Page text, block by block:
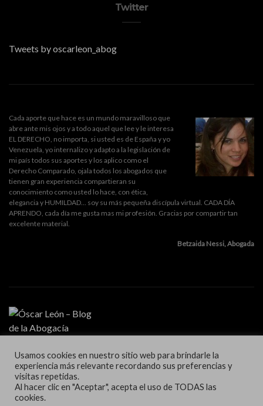
Twitter
Tweets by oscarleon_abog
Cada aporte que hace es un mundo maravilloso que
abre ante mis ojos y a todo aquel que lee y le interesa
EL DERECHO, no importa, si usted es de España y yo
Venezuela, yo internalizo y adapto a la legislación de
mi país todos sus aportes y los aplico como el
Derecho Comparado, ojala todos los abogados que
tienen gran experiencia compartieran su
conocimiento como usted lo hace, con ética,
elegancia y HUMILDAD... soy su más pequeña discípula virtual. CADA DÍA
APRENDO, cada día me gusta mas mi profesión. Gracias por compartir tan
excelente material.
Betzaida Nessi, Abogada
MI PROFESIÓN
GESTIÓN DE DESPACHO
LITIGACIÓN Y ORATORIA
MARKETING Y TECNOLOGÍA
Usamos cookies en nuestro sitio web para brindarle la
experiencia más relevante recordando sus preferencias y
visitas repetidas.
Al hacer clic en "Aceptar", acepta el uso de TODAS las
cookies.